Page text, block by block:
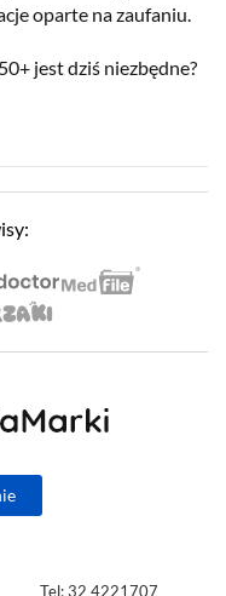
oparte na zaufaniu.
jest dziś niezbędne?
Tel: 32 4221707